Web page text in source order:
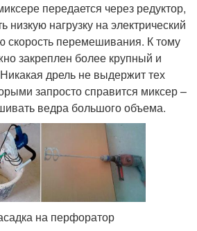
передается через редуктор,
низкую нагрузку на электрический
скорость перемешивания. К тому
закреплен более крупный и
дрель не выдержит тех
запросто справится миксер –
ведра большого объема.
на перфоратор